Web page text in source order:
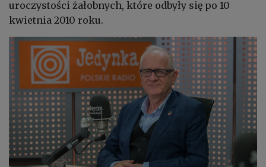
uroczystości żałobnych, które odbyły się po 10
kwietnia 2010 roku.